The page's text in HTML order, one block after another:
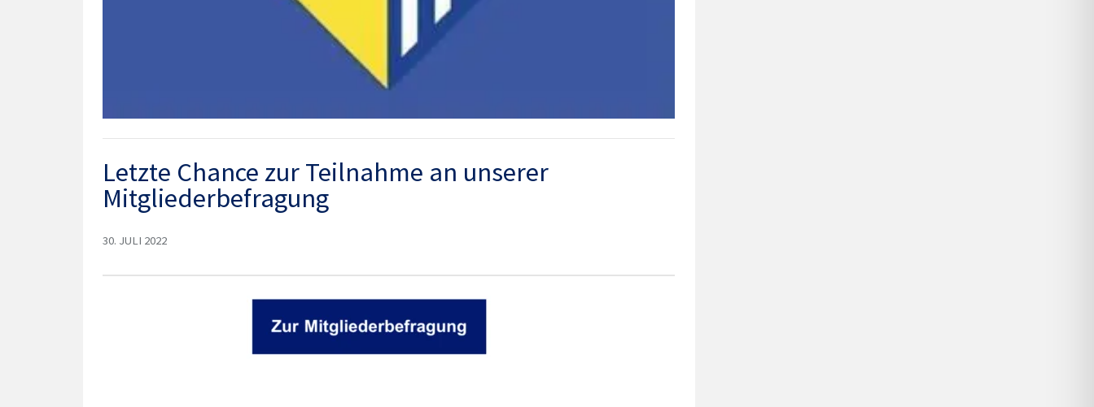
Letzte Chance zur Teilnahme an unserer
Mitgliederbefragung
30. JULI 2022